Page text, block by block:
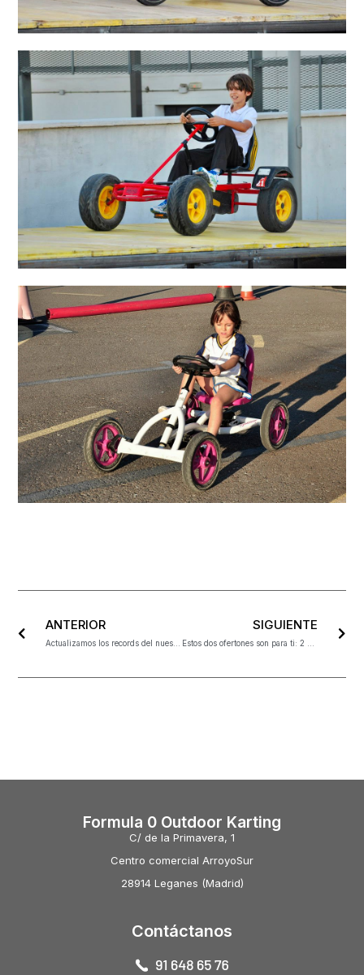
ANTERIOR
Actualizamos los records del nuestro circuito.
SIGUIENTE
Estos dos ofertones son para ti: 2 sesiones de kart por 22 euros
Formula 0 Outdoor Karting
C/ de la Primavera, 1
Centro comercial ArroyoSur
28914 Leganes (Madrid)
Contáctanos